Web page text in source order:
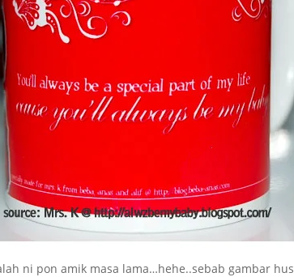
ni pon amik masa lama…hehe..sebab gambar